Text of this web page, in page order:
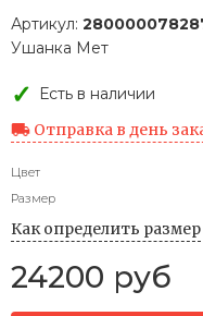
Артикул:
Ушанка Мет
Есть в наличии
Отправка в день
Цвет
Размер
Как определить размер
24200 руб